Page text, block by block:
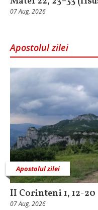
07 Aug, 2026
Apostolul zilei
Apostolul zilei
II Corinteni 1, 12-20
07 Aug, 2026